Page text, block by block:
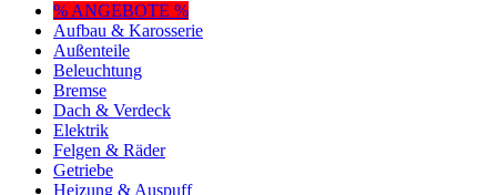
% ANGEBOTE %
Aufbau & Karosserie
Außenteile
Beleuchtung
Bremse
Dach & Verdeck
Elektrik
Felgen & Räder
Getriebe
Heizung & Auspuff